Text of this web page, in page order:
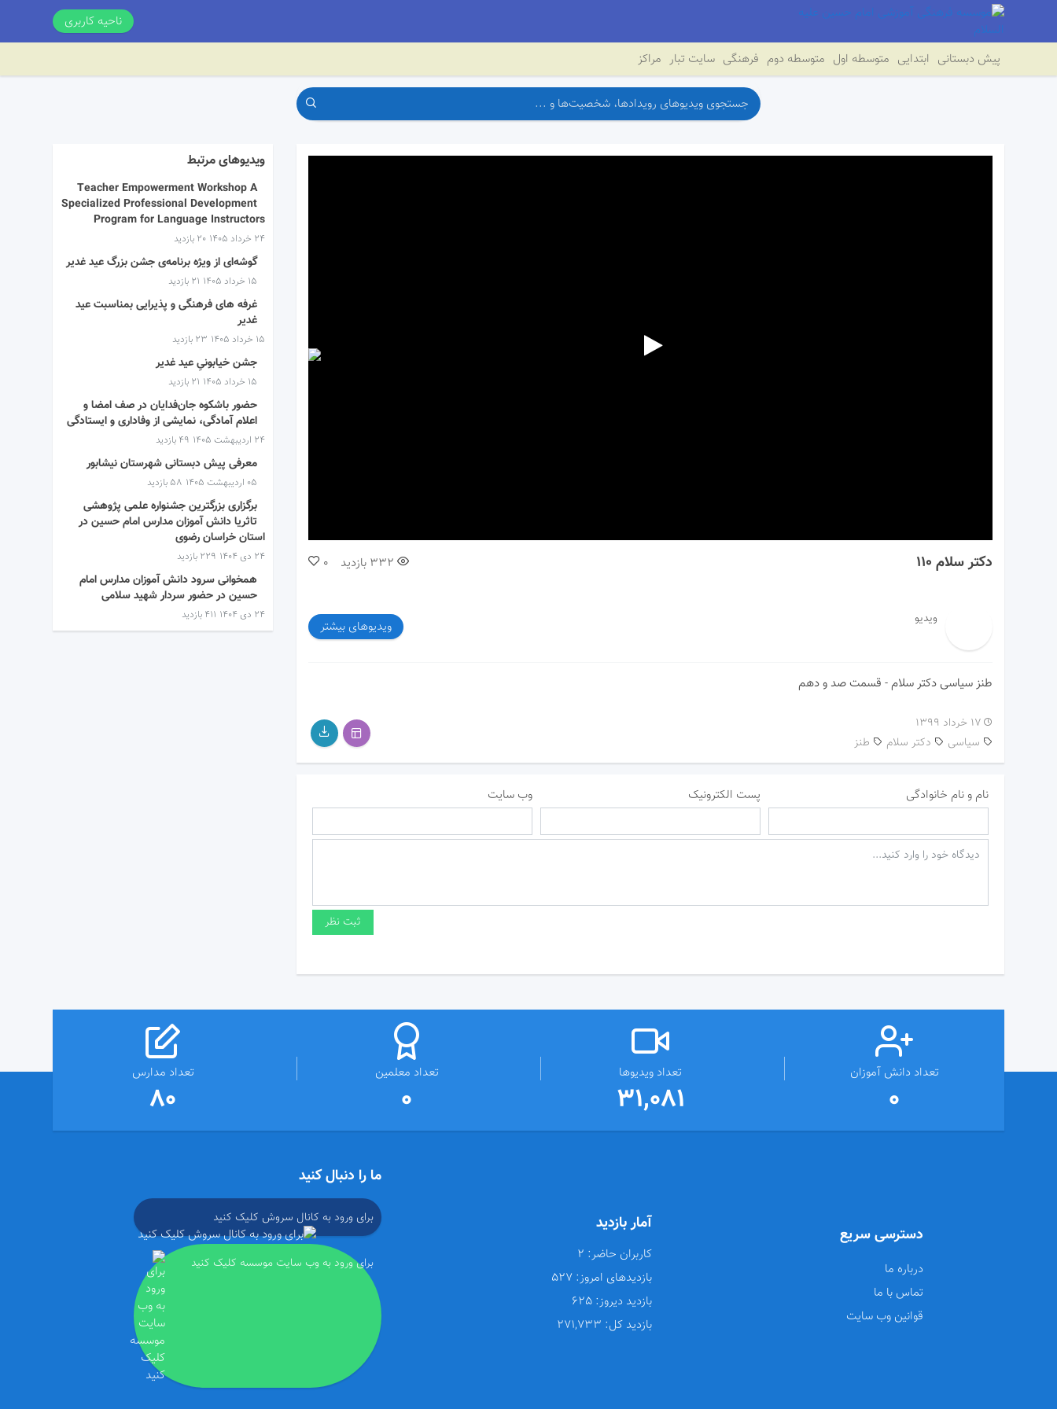
ناحیه کاربری
پیش دبستانی ابتدایی متوسطه اول متوسطه دوم فرهنگی سایت تبار مراکز
دکتر سلام ۱۱۰ 0 332 بازدید
ویدیو ویدیوهای بیشتر
طنز سیاسی دکتر سلام - قسمت صد و دهم
۱۷ خرداد ۱۳۹۹
دکتر سلام
سیاسی طنز
نام و نام خانوادگی پست الکترونیک وب سایت
ویدیوهای مرتبط
Teacher Empowerment Workshop A
Specialized Professional Development
Program for Language Instructors
۲۴ خرداد ۱۴۰۵ 20 بازدید
گوشه‌ای از ویژه برنامه‌ی جشن بزرگ عید غدیر
۱۵ خرداد ۱۴۰۵ 21 بازدید
غرفه های فرهنگی و پذیرایی بمناسبت عید
غدیر
۱۵ خرداد ۱۴۰۵ 23 بازدید
جشن خیابونیِ عید غدیر
۱۵ خرداد ۱۴۰۵ 21 بازدید
حضور باشکوه جان‌فدایان در صف امضا و
اعلام آمادگی، نمایشی از وفاداری و ایستادگی
۲۴ اردیبهشت ۱۴۰۵ 49 بازدید
معرفی پیش دبستانی شهرستان نیشابور
۰۵ اردیبهشت ۱۴۰۵ 58 بازدید
برگزاری بزرگترین جشنواره علمی پژوهشی
تاثریا دانش آموزان مدارس امام حسین در
استان خراسان رضوی
۲۴ دی ۱۴۰۴ 229 بازدید
همخوانی سرود دانش آموزان مدارس امام
حسین در حضور سردار شهید سلامی
۲۴ دی ۱۴۰۴ 411 بازدید
تعداد دانش آموزان
0
تعداد ویدیوها
31,081
تعداد معلمین
0
تعداد مدارس
80
دسترسی سریع
درباره ما
تماس با ما
قوانین وب سایت
آمار بازدید
کاربران حاضر:
بازدیدهای امروز:
بازدید دیروز:
بازدید کل:
ما را دنبال کنید
برای ورود به کانال سروش کلیک کنید
برای ورود به وب سایت موسسه کلیک کنید